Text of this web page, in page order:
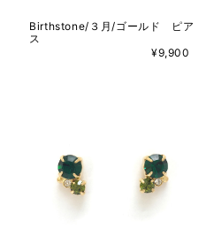
Birthstone/３月/ゴールド ピア
ス
¥9,900